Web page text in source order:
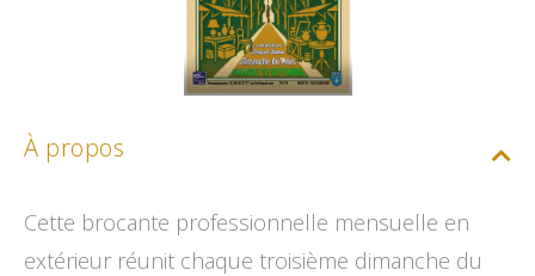
À propos
Cette brocante professionnelle mensuelle en
extérieur réunit chaque troisième dimanche du